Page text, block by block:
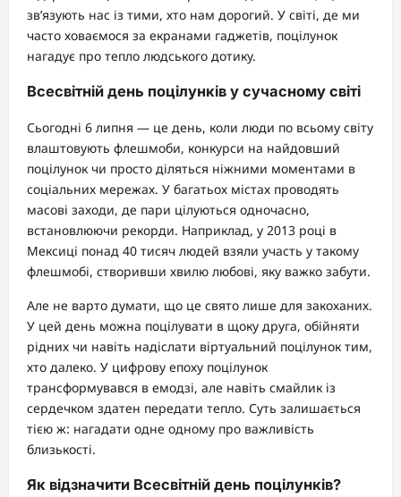
зв’язують нас із тими, хто нам дорогий. У світі, де ми
часто ховаємося за екранами гаджетів, поцілунок
нагадує про тепло людського дотику.
Всесвітній день поцілунків у сучасному світі
Сьогодні 6 липня — це день, коли люди по всьому світу
влаштовують флешмоби, конкурси на найдовший
поцілунок чи просто діляться ніжними моментами в
соціальних мережах. У багатьох містах проводять
масові заходи, де пари цілуються одночасно,
встановлюючи рекорди. Наприклад, у 2013 році в
Мексиці понад 40 тисяч людей взяли участь у такому
флешмобі, створивши хвилю любові, яку важко забути.
Але не варто думати, що це свято лише для закоханих.
У цей день можна поцілувати в щоку друга, обійняти
рідних чи навіть надіслати віртуальний поцілунок тим,
хто далеко. У цифрову епоху поцілунок
трансформувався в емодзі, але навіть смайлик із
сердечком здатен передати тепло. Суть залишається
тією ж: нагадати одне одному про важливість
близькості.
Як відзначити Всесвітній день поцілунків?